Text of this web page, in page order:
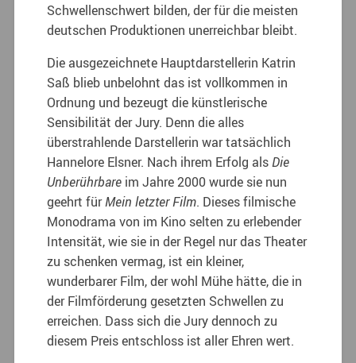
Schwellenschwert bilden, der für die meisten
deutschen Produktionen unerreichbar bleibt.
Die ausgezeichnete Hauptdarstellerin Katrin
Saß blieb unbelohnt das ist vollkommen in
Ordnung und bezeugt die künstlerische
Sensibilität der Jury. Denn die alles
überstrahlende Darstellerin war tatsächlich
Hannelore Elsner. Nach ihrem Erfolg alsDie
Unberührbare im Jahre 2000 wurde sie nun
geehrt fürMein letzter Film. Dieses filmische
Monodrama von im Kino selten zu erlebender
Intensität, wie sie in der Regel nur das Theater
zu schenken vermag, ist ein kleiner,
wunderbarer Film, der wohl Mühe hätte, die in
der Filmförderung gesetzten Schwellen zu
erreichen. Dass sich die Jury dennoch zu
diesem Preis entschloss ist aller Ehren wert.